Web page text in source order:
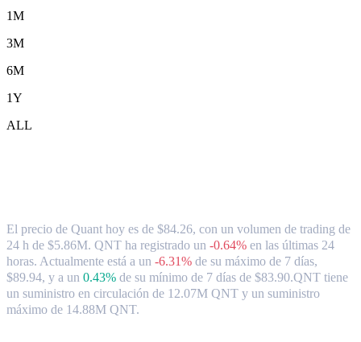
1M
3M
6M
1Y
ALL
El precio de Quant hoy es de $84.26, con un volumen de trading de
24 h de $5.86M. QNT ha registrado un -0.64% en las últimas 24
horas. Actualmente está a un -6.31% de su máximo de 7 días,
$89.94, y a un 0.43% de su mínimo de 7 días de $83.90.QNT tiene
un suministro en circulación de 12.07M QNT y un suministro
máximo de 14.88M QNT.